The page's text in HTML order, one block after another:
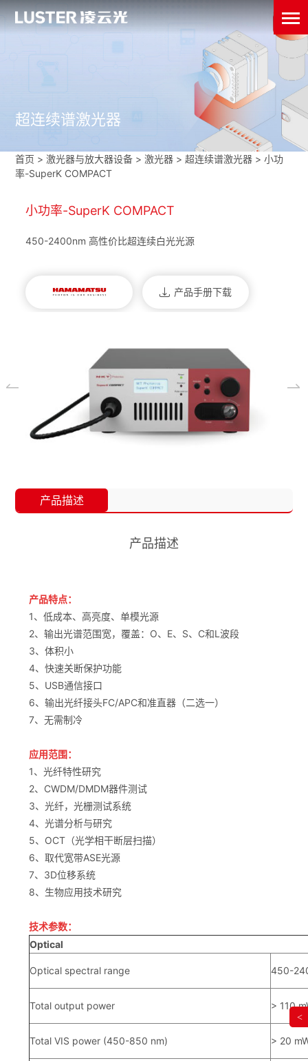
超连续谱激光器
首页 >激光器与放大器设备 >激光器 >超连续谱激光器 >小功
率-SuperK COMPACT
小功率-SuperK COMPACT
450-2400nm 高性价比超连续白光光源
产品手册下载
产品描述
产品描述
产品特点：
1、低成本、高亮度、单模光源
2、输出光谱范围宽，覆盖：O、E、S、C和L波段
3、体积小
4、快速关断保护功能
5、USB通信接口
6、输出光纤接头FC/APC和准直器（二选一）
7、无需制冷
应用范围：
1、光纤特性研究
2、CWDM/DMDM器件测试
3、光纤，光栅测试系统
4、光谱分析与研究
5、OCT（光学相干断层扫描）
6、取代宽带ASE光源
7、3D位移系统
8、生物应用技术研究
技术参数：
Optical
Optical spectral range 450-
Total output power > 110
Total VIS power (450-850 nm) > 20
<